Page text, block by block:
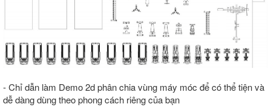
- Chỉ dẫn làm Demo 2d phân chia vùng máy móc để có thể tiện và
dễ dàng dùng theo phong cách riêng của bạn